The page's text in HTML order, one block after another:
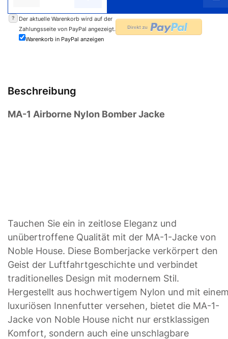
?
Der aktuelle Warenkorb wird auf der
Zahlungsseite von PayPal angezeigt.
Warenkorb in PayPal anzeigen
Beschreibung
MA-1 Airborne Nylon Bomber Jacke
Tauchen Sie ein in zeitlose Eleganz und
unübertroffene Qualität mit der MA-1-Jacke von
Noble House. Diese Bomberjacke verkörpert den
Geist der Luftfahrtgeschichte und verbindet
traditionelles Design mit modernem Stil.
Hergestellt aus hochwertigem Nylon und mit
luxuriösen Innenfutter versehen, bietet die MA-1-
Jacke von Noble House nicht nur erstklassigen
Komfort, sondern auch eine unschlagbare